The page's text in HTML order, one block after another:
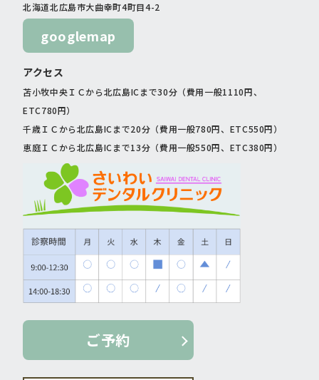
北海道北広島市大曲幸町4町目4-2
googlemap
アクセス
苫小牧中央ＩＣから北広島ICまで30分（費用一般1110円、
ETC780円）
千歳ＩＣから北広島ICまで20分（費用一般780円、ETC550円）
恵庭ＩＣから北広島ICまで13分（費用一般550円、ETC380円）
ご予約